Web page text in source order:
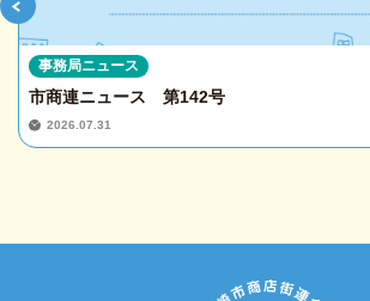
市商連ニュース 第142号
2026.07.31
事務局ニュース